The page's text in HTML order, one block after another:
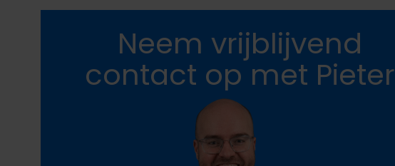
Neem vrijblijvend
contact op met Pieter